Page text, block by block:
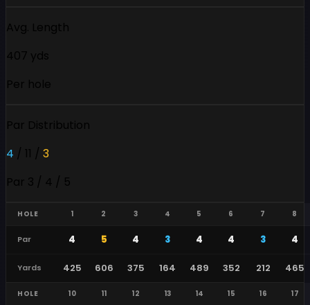
Avg. Length
407 yds
Per hole
Par Distribution
4 / 11 / 3
Par 3 / 4 / 5
HOLE 1 2 3 4 5 6 7 8
Par 4 5 4 3 4 4 3 4
Yards 425 606 375 164 489 352 212 465
HOLE 10 11 12 13 14 15 16 17